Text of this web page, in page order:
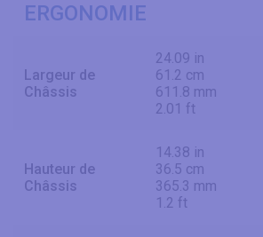
ERGONOMIE
Largeur de
Châssis
24.09 in
61.2 cm
611.8 mm
2.01 ft
Hauteur de
Châssis
14.38 in
36.5 cm
365.3 mm
1.2 ft